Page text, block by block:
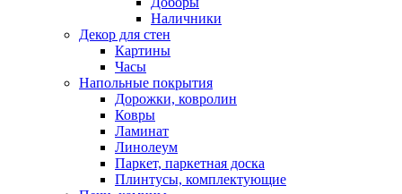
Наличники
Декор для стен
Картины
Часы
Напольные покрытия
Дорожки, ковролин
Ковры
Ламинат
Линолеум
Паркет, паркетная доска
Плинтусы, комплектующие